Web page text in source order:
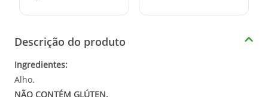
Descrição do produto
Ingredientes:
Alho.
NÃO CONTÉM GLÚTEN.